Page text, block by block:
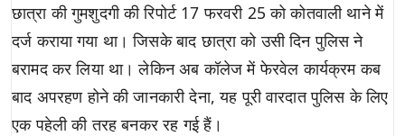
छात्रा की गुमशुदगी की रिपोर्ट 17 फरवरी 25 को कोतवाली थाने में
दर्ज कराया गया था। जिसके बाद छात्रा को उसी दिन पुलिस ने
बरामद कर लिया था। लेकिन अब कॉलेज में फेरवेल कार्यक्रम कब
बाद अपरहण होने की जानकारी देना, यह पूरी वारदात पुलिस के लिए
एक पहेली की तरह बनकर रह गई हैं।